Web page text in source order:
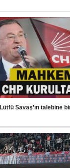
Lütfü Savaş’ın talebine